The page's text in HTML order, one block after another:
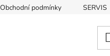
Obchodní podmínky SERVIS